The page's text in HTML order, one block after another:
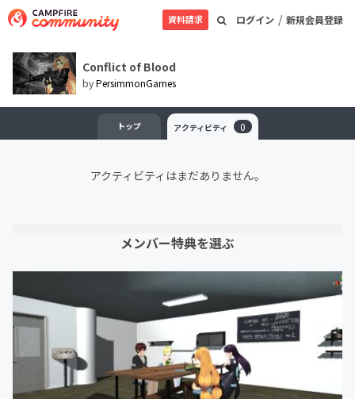
ログイン / 新規会員登録
資料請求
Conflict of Blood
byPersimmonGames
トップ アクティビティ 0
アクティビティはまだありません。
メンバー特典を選ぶ